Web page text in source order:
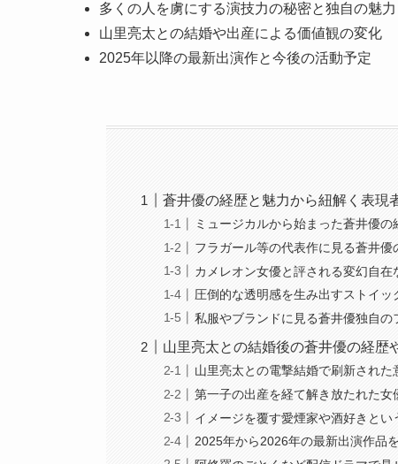
多くの人を虜にする演技力の秘密と独自の魅力
山里亮太との結婚や出産による価値観の変化
2025年以降の最新出演作と今後の活動予定
蒼井優の経歴と魅力から紐解く表現
ミュージカルから始まった蒼井優の
フラガール等の代表作に見る蒼井優
カメレオン女優と評される変幻自在
圧倒的な透明感を生み出すストイッ
私服やブランドに見る蒼井優独自の
山里亮太との結婚後の蒼井優の経歴
山里亮太との電撃結婚で刷新された
第一子の出産を経て解き放たれた女
イメージを覆す愛煙家や酒好きとい
2025年から2026年の最新出演作品